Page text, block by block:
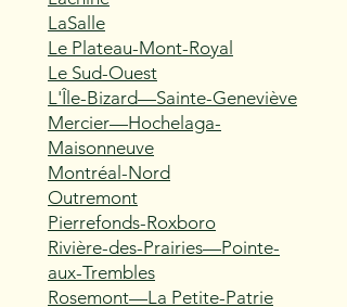
LaSalle
Le Plateau-Mont-Royal
Le Sud-Ouest
L'Île-Bizard—Sainte-Geneviève
Mercier—Hochelaga-
Maisonneuve
Montréal-Nord
Outremont
Pierrefonds-Roxboro
Rivière-des-Prairies—Pointe-
aux-Trembles
Rosemont—La Petite-Patrie